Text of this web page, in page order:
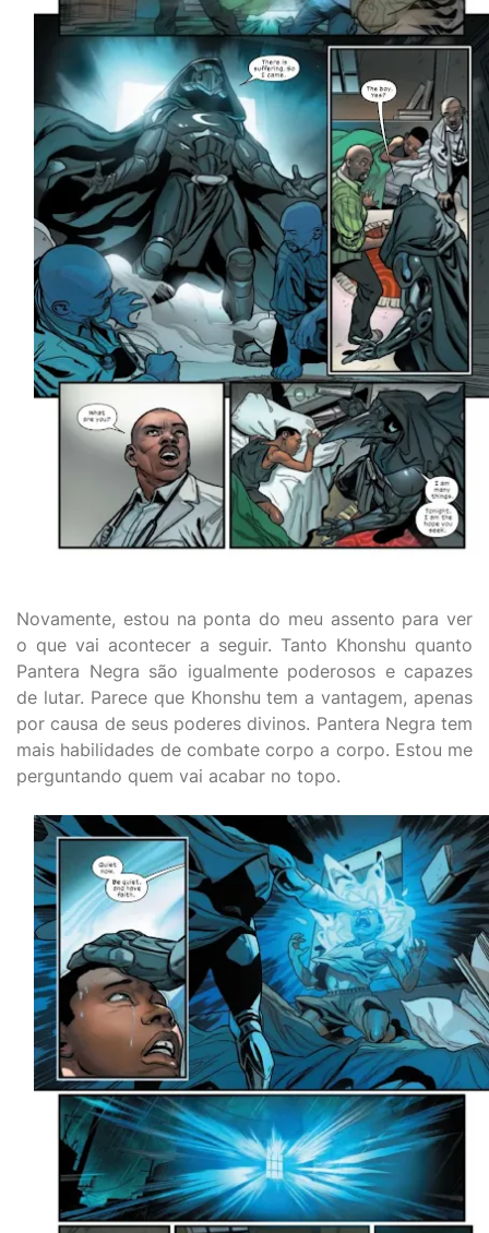
Novamente, estou na ponta do meu assento para ver
o que vai acontecer a seguir. Tanto Khonshu quanto
Pantera Negra são igualmente poderosos e capazes
de lutar. Parece que Khonshu tem a vantagem, apenas
por causa de seus poderes divinos. Pantera Negra tem
mais habilidades de combate corpo a corpo. Estou me
perguntando quem vai acabar no topo.